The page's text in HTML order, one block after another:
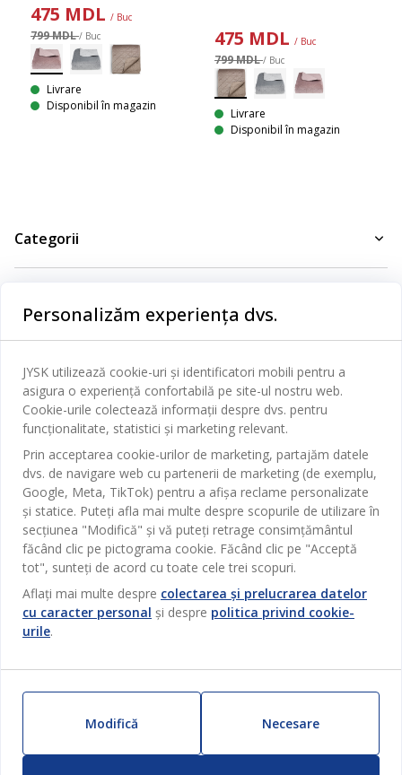
475 MDL / Buc
799 MDL/ Buc
Livrare
Disponibil în magazin
475 MDL / Buc
799 MDL/ Buc
Livrare
Disponibil în magazin
Categorii
Baie
Birou
Sufragerie
Bucătărie
Perdele
Grădină
Pentru casă
Outlet
Campanie
Produse noi
ZILNIC PREȚ MIC
Magazine și program
Broșură
Termeni si conditii vânzări online
Garantia prețului
Garanția Produselor
Politica de confidentialitate
Card cadou
Beneficii pentru clienți
Livrare
Retur
Reclamații
Setări Cookie-uri
Despre JYSK
JYSK.com
Presă
Locuri de muncă
Newsletter
Inspirație
JYSK BUSINESS TO BUSINESS
Link-uri utile
SEDIU CENTRAL
TAROL-DD S.R.L. str. Jubiliara, 41A mun. Chișinău, Republica
Moldova
JYSK BUSINESS TO BUSINESS
Vânzări și relații clienți persoane juridice
Telefon: 060 531 531
E-mail: jysk@jysk.md
JYSK RELAȚII CLIENȚI
Contact Relații Clienți
Telefon: 022 022 030
E-mail: support@jysk.md
Urmărește Jysk
Personalizăm experiența dvs.
JYSK utilizează cookie-uri și identificatori mobili pentru a
asigura o experiență confortabilă pe site-ul nostru web.
Cookie-urile colectează informații despre dvs. pentru
funcționalitate, statistici și marketing relevant.
Prin acceptarea cookie-urilor de marketing, partajăm datele
dvs. de navigare web cu partenerii de marketing (de exemplu,
Google, Meta, TikTok) pentru a afișa reclame personalizate
și statice. Puteți afla mai multe despre scopurile de utilizare în
secțiunea "Modifică" și vă puteți retrage consimțământul
făcând clic pe pictograma cookie. Făcând clic pe "Acceptă
tot", sunteți de acord cu toate cele trei scopuri.
Aflați mai multe despre colectarea și prelucrarea datelor
cu caracter personal și despre politica privind cookie-
urile.
Modifică Necesare